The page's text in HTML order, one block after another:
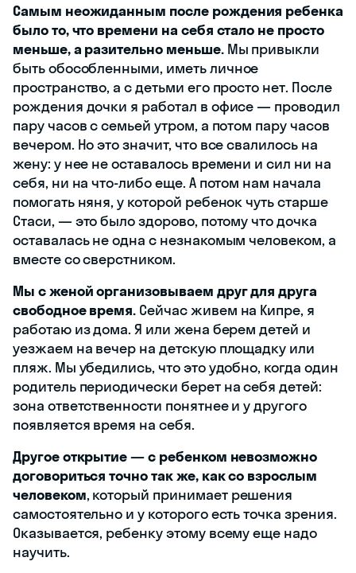
Самым неожиданным после рождения ребенка
было то, что времени на себя стало не просто
меньше, а разительно меньше.Мы привыкли
быть обособленными, иметь личное
пространство, а с детьми его просто нет. После
рождения дочки я работал в офисе — проводил
пару часов с семьей утром, а потом пару часов
вечером. Но это значит, что все свалилось на
жену: у нее не оставалось времени и сил ни на
себя, ни на что-либо еще. А потом нам начала
помогать няня, у которой ребенок чуть старше
Стаси, — это было здорово, потому что дочка
оставалась не одна с незнакомым человеком, а
вместе со сверстником.
Мы с женой организовываем друг для друга
свободное время. Сейчас живем на Кипре, я
работаю из дома. Я или жена берем детей и
уезжаем на вечер на детскую площадку или
пляж. Мы убедились, что это удобно, когда один
родитель периодически берет на себя детей:
зона ответственности понятнее и у другого
появляется время на себя.
Другое открытие — с ребенком невозможно
договориться точно так же, как со взрослым
человеком, который принимает решения
самостоятельно и у которого есть точка зрения.
Оказывается, ребенку этому всему еще надо
научить.